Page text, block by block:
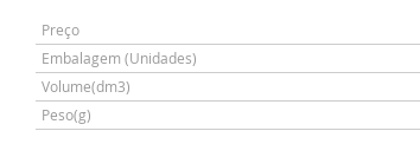
Preço
Embalagem (Unidades)
Volume(dm3)
Peso(g)